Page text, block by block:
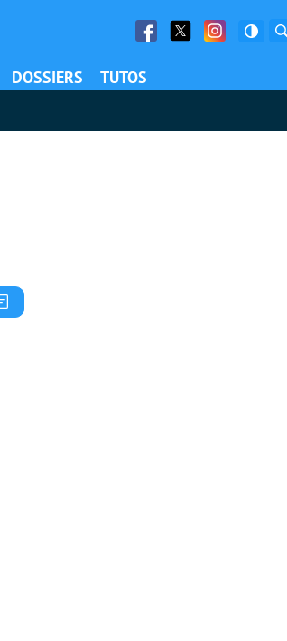
Facebook
Twitter Facebook
DOSSIERS TUTOS
Commentaires